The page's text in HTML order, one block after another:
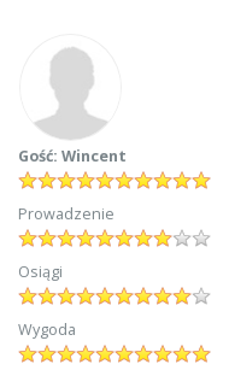
Gość: Wincent
Prowadzenie
Osiągi
Wygoda